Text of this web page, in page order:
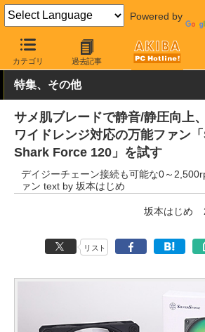
Powered by
カテゴリ 過去記事
AKIBA PC Hotline! PCパーツ ファン関
特集、その他
サメ肌ブレードで静音/静圧向上
ワイドレンジ対応の万能ファン
Shark Force 120」を試す
デイジーチェーン接続も可能な0～
ァン text by 坂本はじめ
坂本はじめ
リスト